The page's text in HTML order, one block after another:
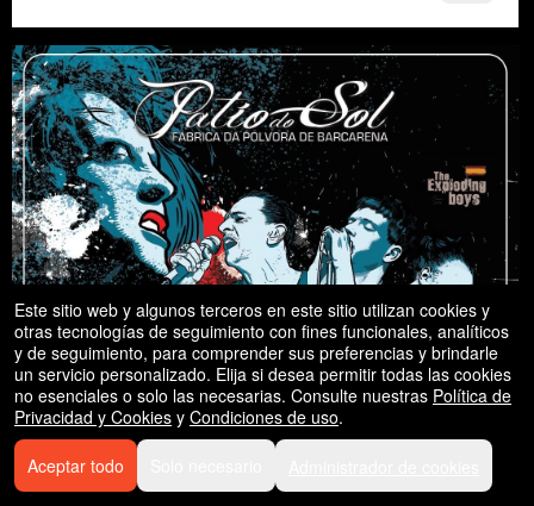
Este sitio web y algunos terceros en este sitio utilizan cookies y
otras tecnologías de seguimiento con fines funcionales, analíticos
y de seguimiento, para comprender sus preferencias y brindarle
un servicio personalizado. Elija si desea permitir todas las cookies
no esenciales o solo las necesarias. Consulte nuestras Política de
Privacidad y Cookies y Condiciones de uso.
Aceptar todo